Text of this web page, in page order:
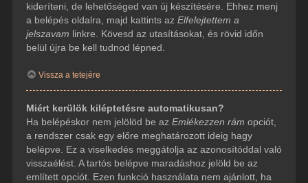
kideríteni, de lehetőséged van új készítésére. Ehhez menj
a belépés oldalra, majd kattints az Elfelejtettem a
jelszavam linkre. Kövesd az utasításokat, és rövid időn
belül újra be kell tudnod lépned.
Vissza a tetejére
Miért kerülök kiléptetésre automatikusan?
Ha belépéskor nem jelölöd be az Emlékezzen rám opciót,
a rendszer csak egy előre meghatározott ideig hagy
belépve. Ez a viselkedés meggátolja az azonosítóddal való
visszaélést. A tartós belépve maradáshoz jelöld be az
említett opciót. Ezen funkció használata nem ajánlott, ha